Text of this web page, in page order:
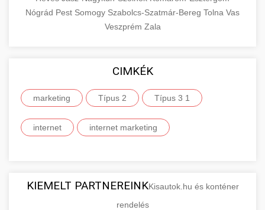
Nógrád Pest Somogy Szabolcs-Szatmár-Bereg Tolna Vas
Veszprém Zala
CIMKÉK
marketing Típus 2 Típus 3 1
internet internet marketing
KIEMELT PARTNEREINKKisautok.hu és konténer
rendelés